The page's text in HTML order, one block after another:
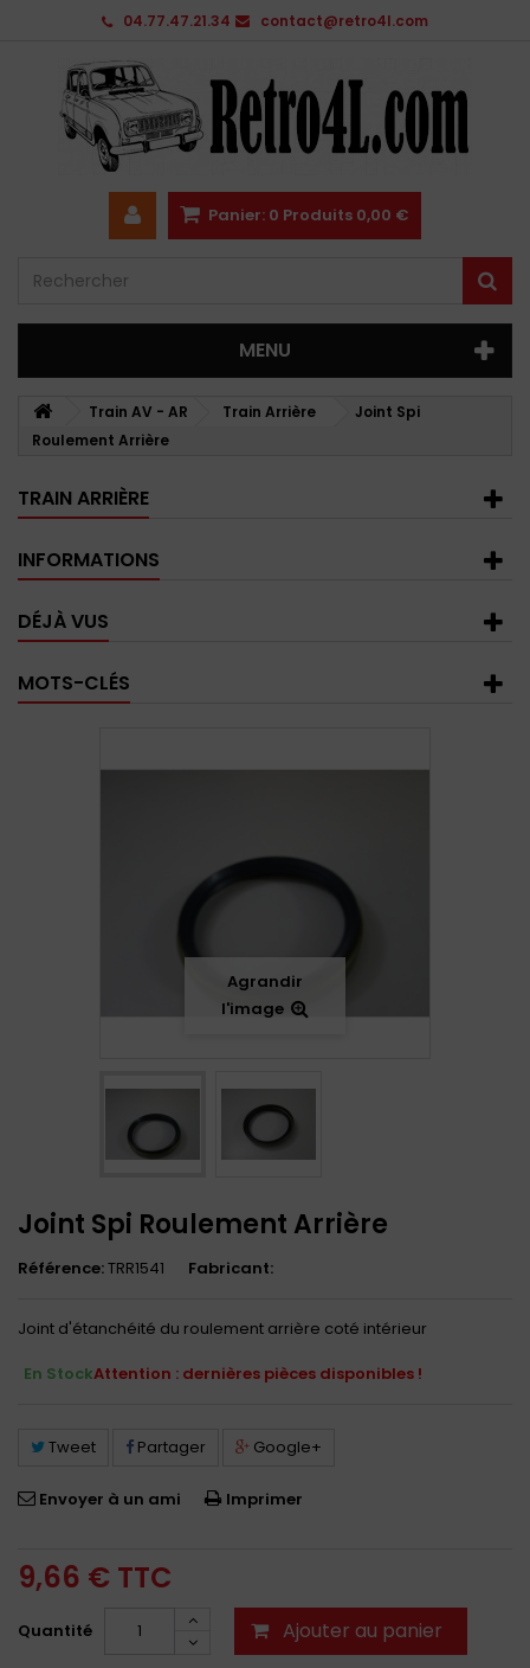
04.77.47.21.34 contact@retro4l.com
Panier: 0 Produits 0,00 €
MENU
Train AV - AR Train Arrière
Joint Spi
Roulement Arrière
TRAIN ARRIÈRE
INFORMATIONS
DÉJÀ VUS
MOTS-CLÉS
Agrandir
l'image
Joint Spi Roulement Arrière
Référence:TRR1541 Fabricant:
Joint d'étanchéité du roulement arrière coté intérieur
En StockAttention : dernières pièces disponibles !
Tweet Partager Google+
Envoyer à un ami Imprimer
9,66 € TTC
Quantité Ajouter au panier